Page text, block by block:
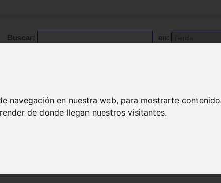
navegación en nuestra web, para mostrarte
de donde llegan nuestros visitantes.
Buscar: en: